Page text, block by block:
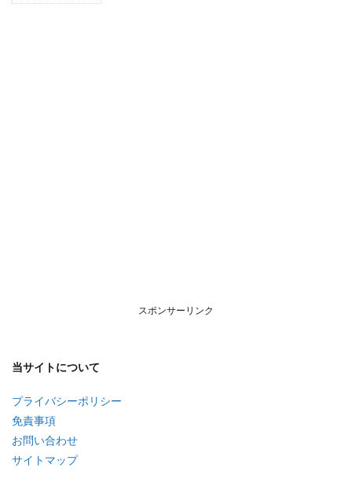
スポンサーリンク
当サイトについて
プライバシーポリシー
免責事項
お問い合わせ
サイトマップ